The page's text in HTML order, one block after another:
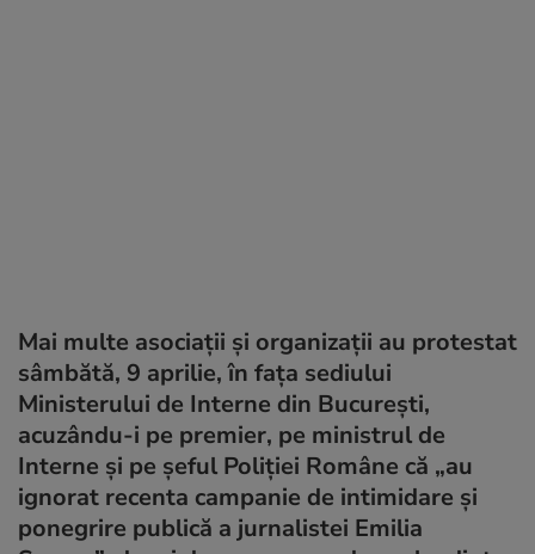
Mai multe asociații și organizații au protestat
sâmbătă, 9 aprilie, în fața sediului
Ministerului de Interne din București,
acuzându-i pe premier, pe ministrul de
Interne și pe șeful Poliției Române că „au
ignorat recenta campanie de intimidare și
ponegrire publică a jurnalistei Emilia